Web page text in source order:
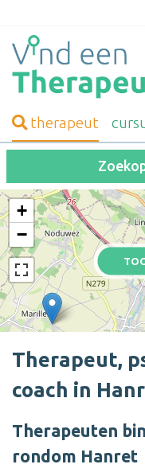
therapeut
+
−
Therapeut,
coach in
Therapeuten
rondom Hanret